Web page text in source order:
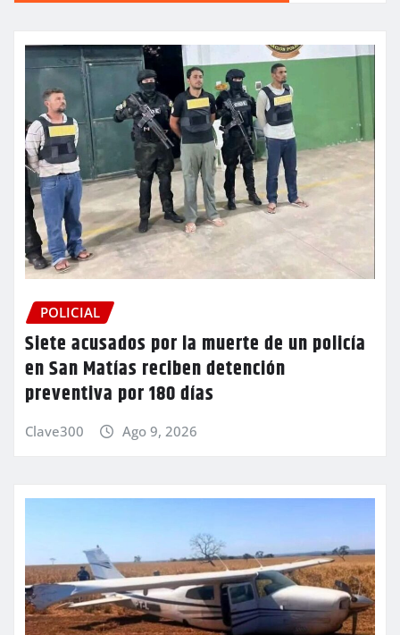
POLICIAL
Siete acusados por la muerte de un policía
en San Matías reciben detención
preventiva por 180 días
Clave300 Ago 9, 2026